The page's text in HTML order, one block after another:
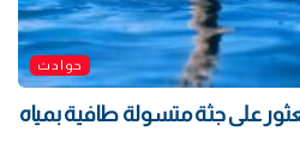
حوادث
على جثة متسولة طافية بمياه